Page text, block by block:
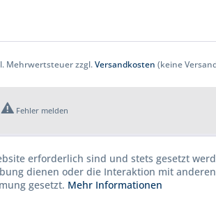
Mehrwertsteuer zzgl.Versandkosten (keine
Fehler melden
erforderlich sind und stets gesetzt
dienen oder die Interaktion mit
gesetzt. Mehr Informationen